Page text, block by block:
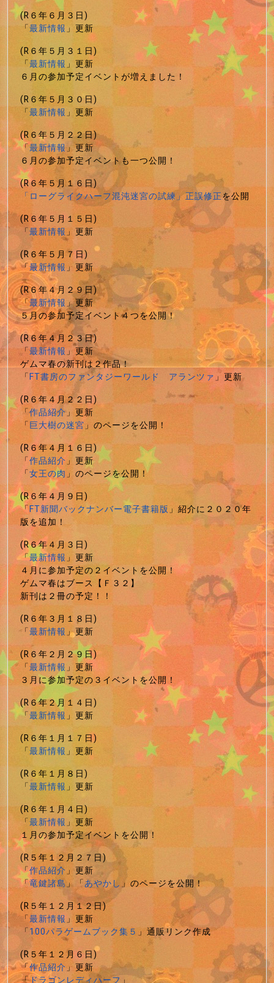
(R６年６月３日)
「最新情報」更新
(R６年５月３１日)
「最新情報」更新
６月の参加予定イベントが増えました！
(R６年５月３０日)
「最新情報」更新
(R６年５月２２日)
「最新情報」更新
６月の参加予定イベントも一つ公開！
(R６年５月１６日)
「ローグライクハーフ混沌迷宮の試練」正誤修正を公開
(R６年５月１５日)
「最新情報」更新
(R６年５月７日)
「最新情報」更新
(R６年４月２９日)
「最新情報」更新
５月の参加予定イベント４つを公開！
(R６年４月２３日)
「最新情報」更新
ゲムマ春の新刊は２作品！
「FT書房のファンタジーワールド アランツァ」更新
(R６年４月２２日)
「作品紹介」更新
「巨大樹の迷宮」のページを公開！
(R６年４月１６日)
「作品紹介」更新
「女王の肉」のページを公開！
(R６年４月９日)
「FT新聞バックナンバー電子書籍版」紹介に２０２０年
版を追加！
(R６年４月３日)
「最新情報」更新
４月に参加予定の２イベントを公開！
ゲムマ春はブース【Ｆ３２】
新刊は２冊の予定！！
(R６年３月１８日)
「最新情報」更新
(R６年２月２９日)
「最新情報」更新
３月に参加予定の３イベントを公開！
(R６年２月１４日)
「最新情報」更新
(R６年１月１７日)
「最新情報」更新
(R６年１月８日)
「最新情報」更新
(R６年１月４日)
「最新情報」更新
１月の参加予定イベントを公開！
(R５年１２月２７日)
「作品紹介」更新
「竜鍵諸島」「あやかし」のページを公開！
(R５年１２月１２日)
「最新情報」更新
「100パラゲームブック集５ 」通販リンク作成
(R５年１２月６日)
「作品紹介」更新
「ドラゴンレディハーフ 」